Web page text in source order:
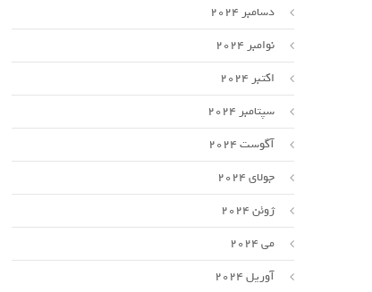
دسامبر 2024
نوامبر 2024
اکتبر 2024
سپتامبر 2024
آگوست 2024
جولای 2024
ژوئن 2024
می 2024
آوریل 2024